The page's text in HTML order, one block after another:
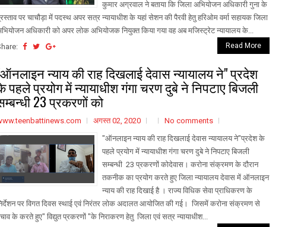
कुमार अग्रवाल ने बताया कि जिला अभियोजन अधिकारी गुना के
पर चाचौड़ा में पदस्थ अपर सत्र न्यायाधीश के यहां सेशन की पैरवी हेतु हरिओम वर्मा सहायक जिला
अधिकारी को अपर लोक अभियोजक नियुक्त किया गया वह अब मजिस्ट्रेट न्यायालय के...
Read More
न्याय की राह दिखलाई देवास न्यायालय ने" प्रदेश
पहले प्रयोग में न्यायाधीश गंगा चरण दुबे ने निपटाए बिजली
23 प्रकरणों को
अगस्त 02, 2020
No comments
"ऑनलाइन न्याय की राह दिखलाई देवास न्यायालय ने"प्रदेश के
पहले प्रयोग में न्यायाधीश गंगा चरण दुबे ने निपटाए बिजली
सम्बन्धी 23 प्रकरणों कोदेवास। करोना संक्रमण के दौरान
तकनीक का प्रयोग करते हुए जिला न्यायालय देवास में ऑनलाइन
न्याय की राह दिखाई है । राज्य विधिक सेवा प्राधिकरण के
पर विगत दिवस स्थाई एवं निरंतर लोक अदालत आयोजित की गई। जिसमें करोना संक्रमण से
के करते हुए" विद्युत प्रकरणों "के निराकरण हेतु जिला एवं सत्र न्यायाधीश...